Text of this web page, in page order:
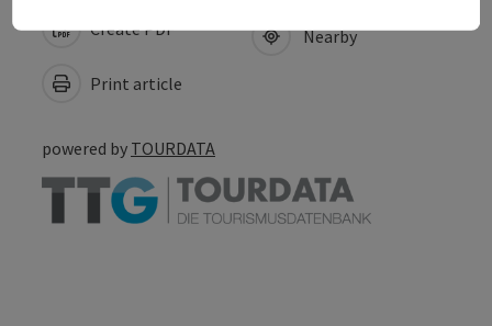
Create PDF
Print article
Nearby
powered by TOURDATA